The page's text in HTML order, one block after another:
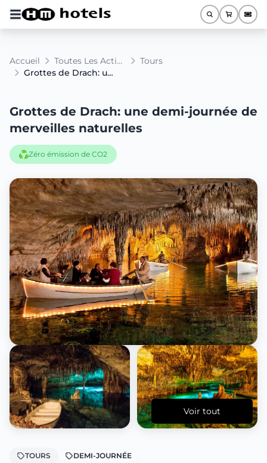
Accueil Toutes Les Activités
Tours
Grottes de Drach: une demi-journée de merveilles naturelles
Grottes de Drach: une demi-journée de
merveilles naturelles
Zéro émission de CO2
Voir tout
TOURS DEMI-JOURNÉE